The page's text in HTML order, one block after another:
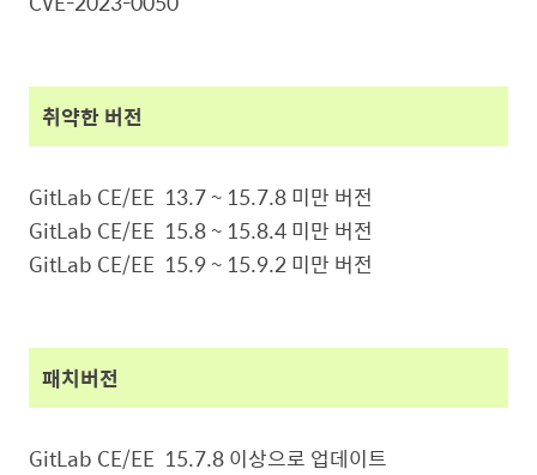
취약한 버전
GitLab CE/EE 13.7 ~ 15.7.8 미만 버전
GitLab CE/EE 15.8 ~ 15.8.4 미만 버전
GitLab CE/EE 15.9 ~ 15.9.2 미만 버전
패치버전
GitLab CE/EE 15.7.8 이상으로 업데이트